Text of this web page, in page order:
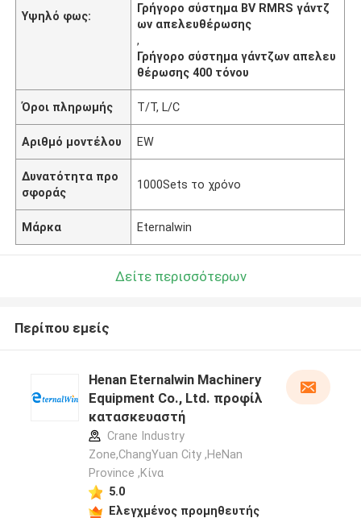
Υψηλό φως:
Γρήγορο σύστημα BV RMRS γάντζ
ων απελευθέρωσης
,
Γρήγορο σύστημα γάντζων απελευ
θέρωσης 400 τόνου
Όροι πληρωμής T/T, L/C
Αριθμό μοντέλου EW
Δυνατότητα προ
σφοράς
1000Sets το χρόνο
Μάρκα Eternalwin
Δείτε περισσότερων
Περίπου εμείς
Henan Eternalwin Machinery
Equipment Co., Ltd. προφίλ
κατασκευαστή
Crane Industry
Zone,ChangYuan City ,HeNan
Province ,Κίνα
5.0
Ελεγχμένος προμηθευτής